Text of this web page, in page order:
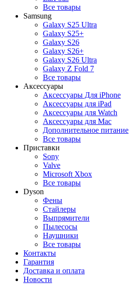
Все товары
Samsung
Galaxy S25 Ultra
Galaxy S25+
Galaxy S26
Galaxy S26+
Galaxy S26 Ultra
Galaxy Z Fold 7
Все товары
Аксессуары
Аксессуары Для iPhone
Аксессуары для iPad
Аксессуары для Watch
Аксессуары для Mac
Дополнительное питание
Все товары
Приставки
Sony
Valve
Microsoft Xbox
Все товары
Dyson
Фены
Стайлеры
Выпрямители
Пылесосы
Наушники
Все товары
Контакты
Гарантия
Доставка и оплата
Новости